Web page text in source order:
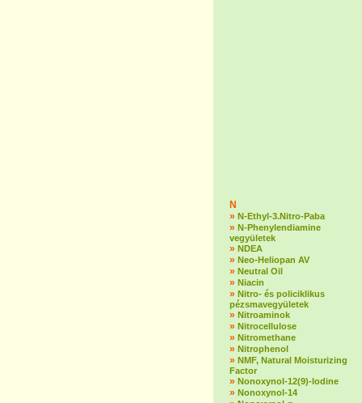
N
» N-Ethyl-3.Nitro-Paba
» N-Phenylendiamine
vegyületek
» NDEA
» Neo-Heliopan AV
» Neutral Oil
» Niacin
» Nitro- és policiklikus
pézsmavegyületek
» Nitroaminok
» Nitrocellulose
» Nitromethane
» Nitrophenol
» NMF, Natural Moisturizing
Factor
» Nonoxynol-12(9)-lodine
» Nonoxynol-14